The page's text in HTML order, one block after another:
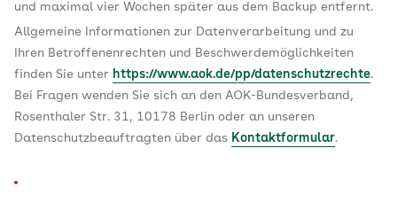
und maximal vier Wochen später aus dem Backup entfernt.
Allgemeine Informationen zur Datenverarbeitung und zu
Ihren Betroffenenrechten und Beschwerdemöglichkeiten
finden Sie unter https://www.aok.de/pp/datenschutzrechte.
Bei Fragen wenden Sie sich an den AOK-Bundesverband,
Rosenthaler Str. 31, 10178 Berlin oder an unseren
Datenschutzbeauftragten über das Kontaktformular.